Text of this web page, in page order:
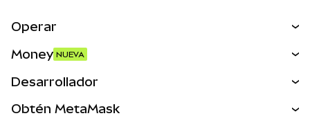
Operar
Activos del mundo real
Money NUEVA
Desarrollador
Obtén MetaMask